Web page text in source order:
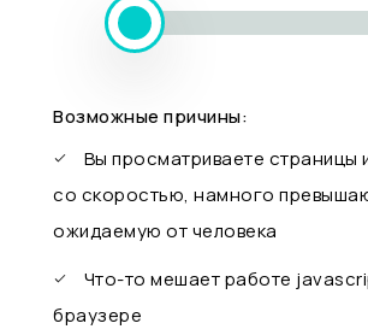
Возможные причины:
Вы просматриваете страницы
со скоростью, намного
ожидаемую от человека
Что-то мешает работе
браузере